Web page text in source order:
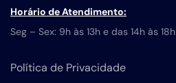
Horário de Atendimento:
Seg – Sex: 9h às 13h e das 14h às 18h
Política de Privacidade